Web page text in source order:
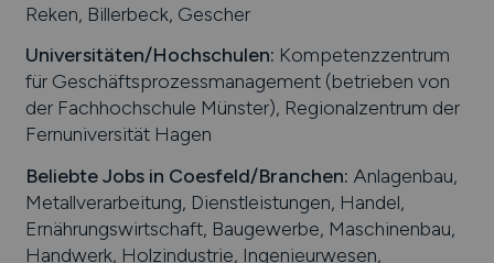
Reken, Billerbeck, Gescher
Universitäten/Hochschulen: Kompetenzzentrum
für Geschäftsprozessmanagement (betrieben von
der Fachhochschule Münster), Regionalzentrum der
Fernuniversität Hagen
Beliebte Jobs in Coesfeld/Branchen: Anlagenbau,
Metallverarbeitung, Dienstleistungen, Handel,
Ernährungswirtschaft, Baugewerbe, Maschinenbau,
Handwerk, Holzindustrie, Ingenieurwesen,